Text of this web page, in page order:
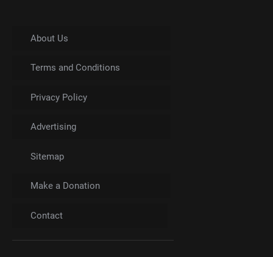
About Us
Terms and Conditions
Privacy Policy
Advertising
Sitemap
Make a Donation
Contact